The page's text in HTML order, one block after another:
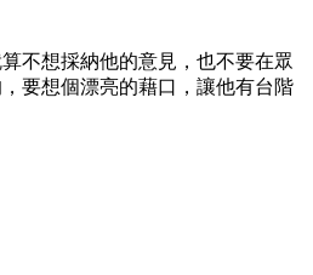
不想採納他的意見，也不要在眾
要想個漂亮的藉口，讓他有台階